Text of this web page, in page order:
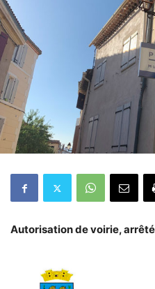
Autorisation de voirie,